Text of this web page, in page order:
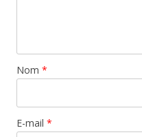
Nom *
E-mail *